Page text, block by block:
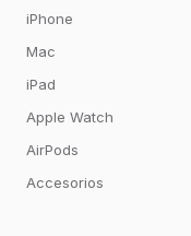
iPhone
Mac
iPad
Apple Watch
AirPods
Accesorios